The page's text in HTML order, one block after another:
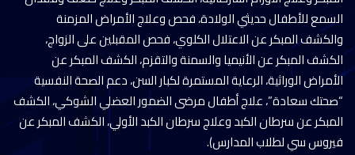
السمع للأطفال حديثي الولادة، فحص وعلاج الأمراض المزمنة
والكشف المبكر عن الاعتلال الكلوي، فحص المقبلين على الزواج،
الكشف المبكر عن الأنيميا والسمنة والتقزم، الكشف المبكر عن
الأمراض الوراثية، الرعاية المستمرة لكبار السن، دعم الصحة النفسية
“صحتك سعادة”، علاج أطفال مرضى الضمور العضلي الشوكي، الكشف
المبكر عن سرطان الكبد وعلاج سرطان الكبد الأولي، الكشف المبكر عن
فيروس سي لطلاب المدارس).